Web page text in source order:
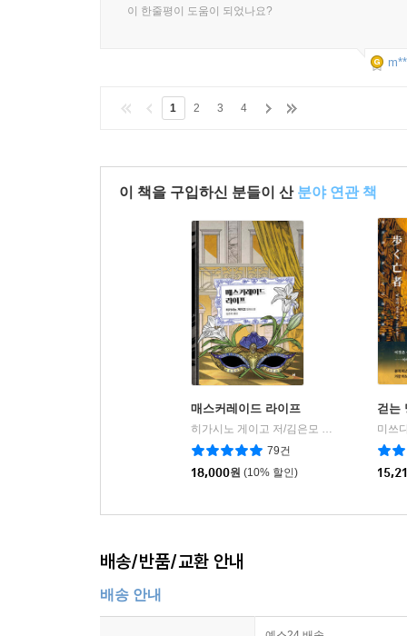
이 한줄평이 도움이 되었나요?
1 2 3 4
이 책을 구입하신 분들이 산 분야 연관 책
매스커레이드 라이프
히가시노 게이고 저/김은모 역
현대문학
79건
18,000원 (10% 할인)
걷는
미쓰
배송/반품/교환 안내
배송 안내